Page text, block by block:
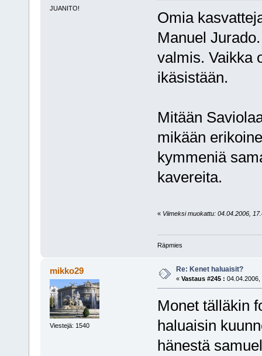
JUANITO!
Omia
Manuel
valmis. Vaikka
ikäsistään.
Mitään
mikään
kymmeniä
kavereita.
« Viimeksi muokattu: 04.04.2006,
Räpmies
mikko29
Viestejä: 1540
Re: Kenet haluaisit?
« Vastaus #245 : 04.04.2006,
Monet tälläkin
haluaisin
hänestä